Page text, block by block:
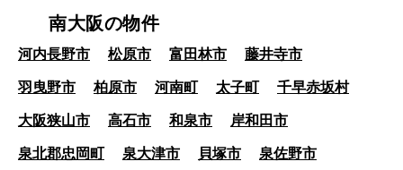
南大阪の物件
河内長野市 松原市 富田林市 藤井寺市
羽曳野市 柏原市 河南町 太子町 千早赤坂村
大阪狭山市 高石市 和泉市 岸和田市
泉北郡忠岡町 泉大津市 貝塚市 泉佐野市